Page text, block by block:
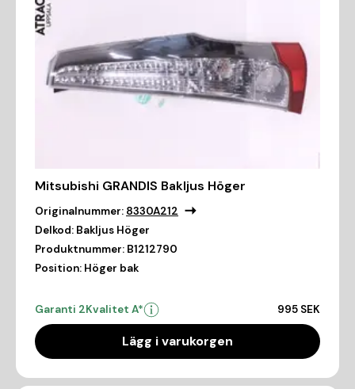
Mitsubishi GRANDIS Bakljus Höger
Originalnummer: 8330A212
Delkod: Bakljus Höger
Produktnummer: B1212790
Position: Höger bak
Garanti 2Kvalitet A* 995 SEK
Lägg i varukorgen